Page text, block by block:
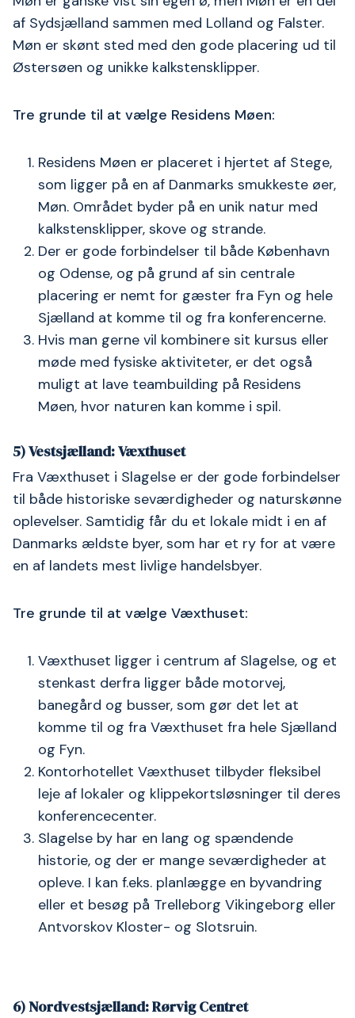
af Sydsjælland sammen med Lolland og Falster.
Møn er skønt sted med den gode placering ud til
Østersøen og unikke kalkstensklipper.
Tre grunde til at vælge Residens Møen:
Residens Møen er placeret i hjertet af Stege,
som ligger på en af Danmarks smukkeste øer,
Møn. Området byder på en unik natur med
kalkstensklipper, skove og strande.
Der er gode forbindelser til både København
og Odense, og på grund af sin centrale
placering er nemt for gæster fra Fyn og hele
Sjælland at komme til og fra konferencerne.
Hvis man gerne vil kombinere sit kursus eller
møde med fysiske aktiviteter, er det også
muligt at lave teambuilding på Residens
Møen, hvor naturen kan komme i spil.
5) Vestsjælland: Væxthuset
Fra Væxthuset i Slagelse er der gode forbindelser
til både historiske seværdigheder og naturskønne
oplevelser. Samtidig får du et lokale midt i en af
Danmarks ældste byer, som har et ry for at være
en af landets mest livlige handelsbyer.
Tre grunde til at vælge Væxthuset:
Væxthuset ligger i centrum af Slagelse, og et
stenkast derfra ligger både motorvej,
banegård og busser, som gør det let at
komme til og fra Væxthuset fra hele Sjælland
og Fyn.
Kontorhotellet Væxthuset tilbyder fleksibel
leje af lokaler og klippekortsløsninger til deres
konferencecenter.
Slagelse by har en lang og spændende
historie, og der er mange seværdigheder at
opleve. I kan f.eks. planlægge en byvandring
eller et besøg på Trelleborg Vikingeborg eller
Antvorskov Kloster- og Slotsruin.
6) Nordvestsjælland: Rørvig Centret